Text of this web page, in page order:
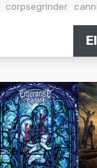
corpsegrinder